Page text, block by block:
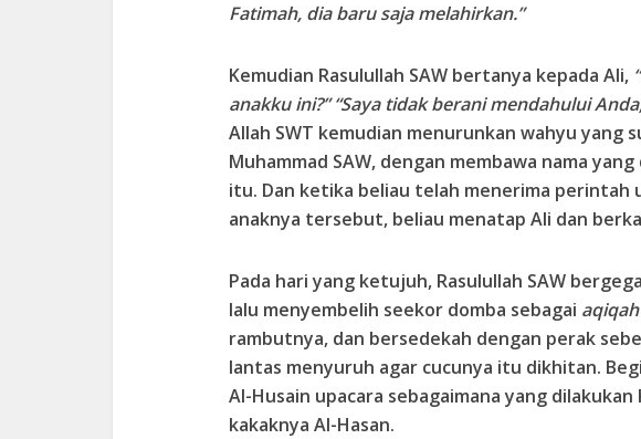
Fatimah, dia baru saja melahirkan.”
Kemudian Rasulullah SAW bertanya kepada Ali,
anakku ini?” “Saya tidak berani mendahului
Allah SWT kemudian menurunkan wahyu yang
Muhammad SAW, dengan membawa nama
itu. Dan ketika beliau telah menerima perintah
anaknya tersebut, beliau menatap Ali dan
Pada hari yang ketujuh, Rasulullah SAW
lalu menyembelih seekor domba sebagai aqiqah
rambutnya, dan bersedekah dengan perak
lantas menyuruh agar cucunya itu dikhitan.
Al-Husain upacara sebagaimana yang dilakukan
kakaknya Al-Hasan.